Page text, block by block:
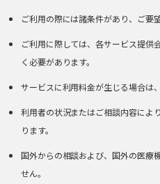
ご利用の際には諸条件があり、ご要
ご利用に際しては、各サービス提供
く必要があります。
サービスに利用料金が生じる場合は
利用者の状況またはご相談内容によ
ります。
国外からの相談および、国外の医療
せん。